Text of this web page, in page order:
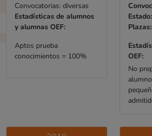
Convocatorias: diversas
Estadísticas de alumnos
y alumnas OEF:
Aptos prueba
conocimientos = 100%
Estado:
Plazas:
OEF:
No